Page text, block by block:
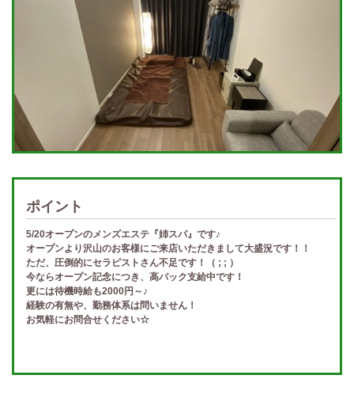
ポイント
5/20オープンのメンズエステ『姉スパ』です♪
オープンより沢山のお客様にご来店いただきまして大盛況です！！
ただ、圧倒的にセラピストさん不足です！（ ; ; ）
今ならオープン記念につき、高バック支給中です！
更には待機時給も2000円～♪
経験の有無や、勤務体系は問いません！
お気軽にお問合せください☆